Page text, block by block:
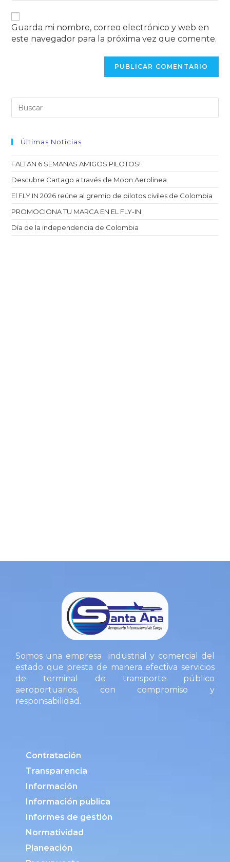
Guarda mi nombre, correo electrónico y web en
este navegador para la próxima vez que comente.
Últimas Noticias
FALTAN 6 SEMANAS AMIGOS PILOTOS!
Descubre Cartago a través de Moon Aerolinea
El FLY IN 2026 reúne al gremio de pilotos civiles de Colombia
PROMOCIONA TU MARCA EN EL FLY-IN
Día de la independencia de Colombia
Somos una empresa industrial y comercial del
estado que presta de manera efectiva servicios
de terminal de transporte público
aeroportuarios, con compromiso y
responsabilidad.
Contratación
Transparencia
Información
Información publica
Informes de gestión
Normatividad
Planeación